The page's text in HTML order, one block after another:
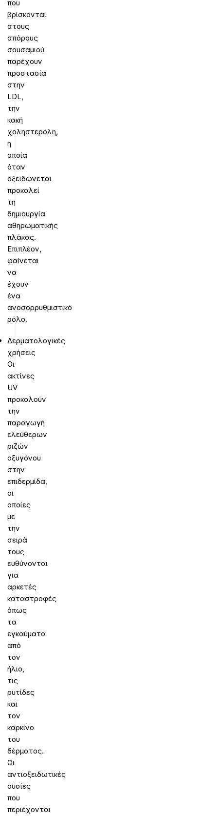
που
βρίσκονται
στους
σπόρους
σουσαμιού
παρέχουν
προστασία
στην
LDL,
την
κακή
χοληστερόλη,
η
οποία
όταν
οξειδώνεται
προκαλεί
τη
δημιουργία
αθηρωματικής
πλάκας.
Επιπλέον,
φαίνεται
να
έχουν
ένα
ανοσορρυθμιστικό
ρόλο.
Δερματολογικές
χρήσεις
Οι
ακτίνες
UV
προκαλούν
την
παραγωγή
ελεύθερων
ριζών
οξυγόνου
στην
επιδερμίδα,
οι
οποίες
με
την
σειρά
τους
ευθύνονται
για
αρκετές
καταστροφές
όπως
τα
εγκαύματα
από
τον
ήλιο,
τις
ρυτίδες
και
τον
καρκίνο
του
δέρματος.
Οι
αντιοξειδωτικές
ουσίες
που
περιέχονται